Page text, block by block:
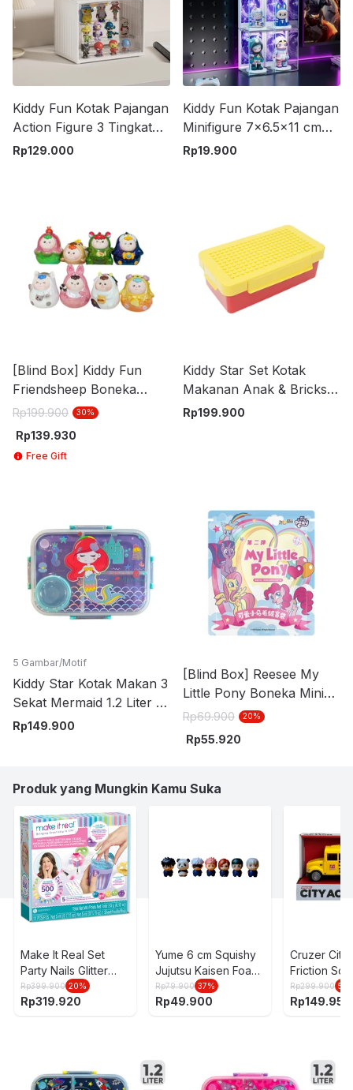
Kiddy Fun Kotak Pajangan
Action Figure 3 Tingkat
27.2x18x22.2 cm
Rp129.000
Kiddy Fun Kotak Pajangan
Minifigure 7x6.5x11 cm
Transparan
Rp19.900
[Blind Box] Kiddy Fun
Friendsheep Boneka
Lamb Nest 6 cm
Rp199.900 30%
Rp139.930
Free Gift
Kiddy Star Set Kotak
Makanan Anak & Bricks
Plastik 1.15 Liter - Mix
Rp199.900
5 Gambar/Motif
Kiddy Star Kotak Makan 3
Sekat Mermaid 1.2 Liter -
Mix
Rp149.900
[Blind Box] Reesee My
Little Pony Boneka Mini
7.6 cm
Rp69.900 20%
Rp55.920
Produk yang Mungkin Kamu Suka
Make It Real Set
Party Nails Glitter
Studio
Rp399.900 20%
Rp319.920
Yume 6 cm Squishy
Jujutsu Kaisen Foam
Gravity Random
Rp79.900 37%
Rp49.900
Cruzer City
Friction
1:20 -
Rp299.900 50
Rp149.950